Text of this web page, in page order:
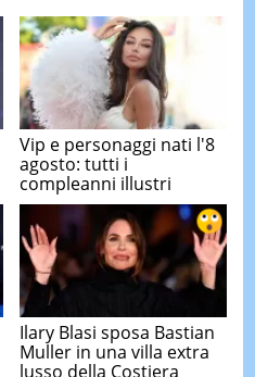
Vip e personaggi nati l'8
agosto: tutti i
compleanni illustri
Ilary Blasi sposa Bastian
Muller in una villa extra
lusso della Costiera